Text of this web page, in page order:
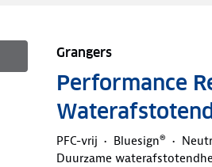
Grangers
Performance
PFC-vrij Bluesign®
Duurzame